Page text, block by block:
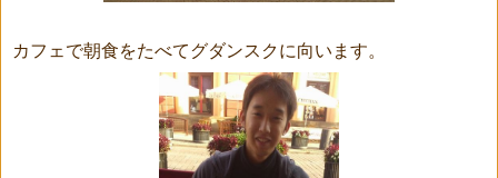
カフェで朝食をたべてグダンスクに向います。